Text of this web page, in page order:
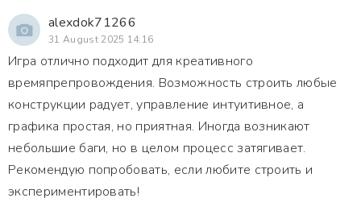
alexdok71266
31 August 2025 14:16
Игра отлично подходит для креативного
времяпрепровождения. Возможность строить любые
конструкции радует, управление интуитивное, а
графика простая, но приятная. Иногда возникают
небольшие баги, но в целом процесс затягивает.
Рекомендую попробовать, если любите строить и
экспериментировать!